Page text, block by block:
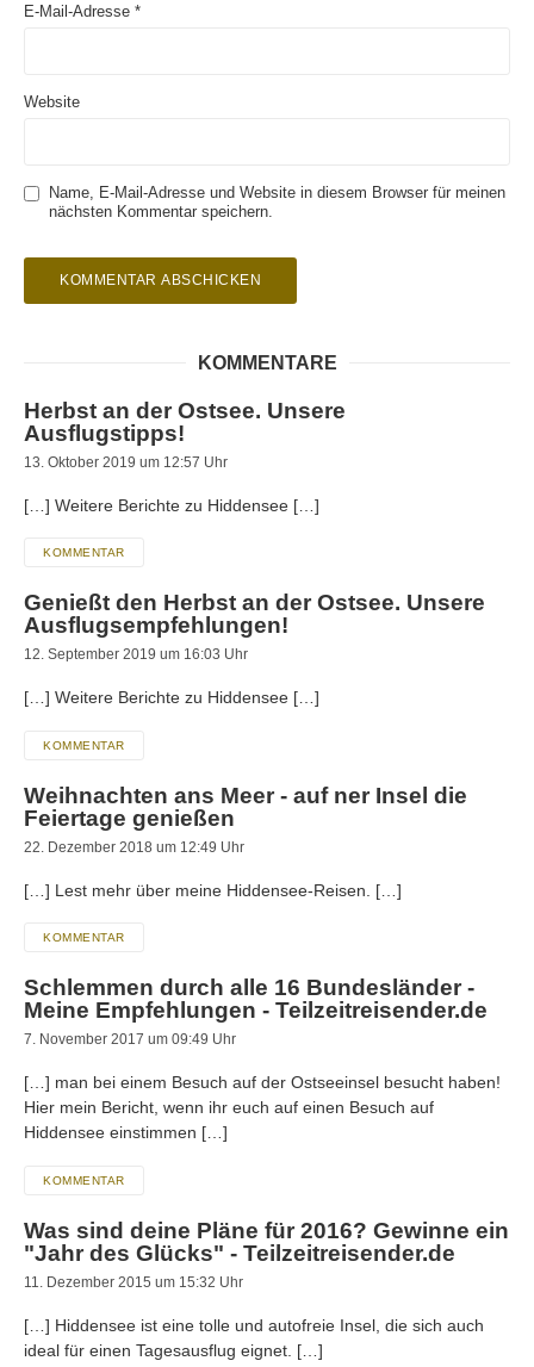
E-Mail-Adresse *
Website
Name, E-Mail-Adresse und Website in diesem Browser für meinen
nächsten Kommentar speichern.
KOMMENTARE
Herbst an der Ostsee. Unsere
Ausflugstipps!
13. Oktober 2019 um 12:57 Uhr
[…] Weitere Berichte zu Hiddensee […]
KOMMENTAR
Genießt den Herbst an der Ostsee. Unsere
Ausflugsempfehlungen!
12. September 2019 um 16:03 Uhr
[…] Weitere Berichte zu Hiddensee […]
KOMMENTAR
Weihnachten ans Meer - auf ner Insel die
Feiertage genießen
22. Dezember 2018 um 12:49 Uhr
[…] Lest mehr über meine Hiddensee-Reisen. […]
KOMMENTAR
Schlemmen durch alle 16 Bundesländer -
Meine Empfehlungen - Teilzeitreisender.de
7. November 2017 um 09:49 Uhr
[…] man bei einem Besuch auf der Ostseeinsel besucht haben!
Hier mein Bericht, wenn ihr euch auf einen Besuch auf
Hiddensee einstimmen […]
KOMMENTAR
Was sind deine Pläne für 2016? Gewinne ein
"Jahr des Glücks" - Teilzeitreisender.de
11. Dezember 2015 um 15:32 Uhr
[…] Hiddensee ist eine tolle und autofreie Insel, die sich auch
ideal für einen Tagesausflug eignet. […]